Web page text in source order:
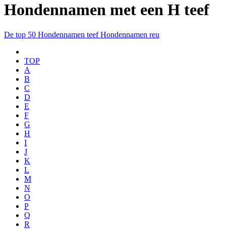
Hondennamen met een H teef
De top 50 Hondennamen teefHondennamen reu
TOP
A
B
C
D
E
F
G
H
I
J
K
L
M
N
O
P
Q
R